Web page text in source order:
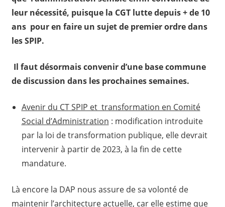
leur nécessité, puisque la CGT lutte depuis + de 10
ans pour en faire un sujet de premier ordre dans
les SPIP.
Il faut désormais convenir d’une base commune
de discussion dans les prochaines semaines.
Avenir du CT SPIP et transformation en Comité
Social d’Administration : modification introduite
par la loi de transformation publique, elle devrait
intervenir à partir de 2023, à la fin de cette
mandature.
Là encore la DAP nous assure de sa volonté de
maintenir l’architecture actuelle, car elle estime que